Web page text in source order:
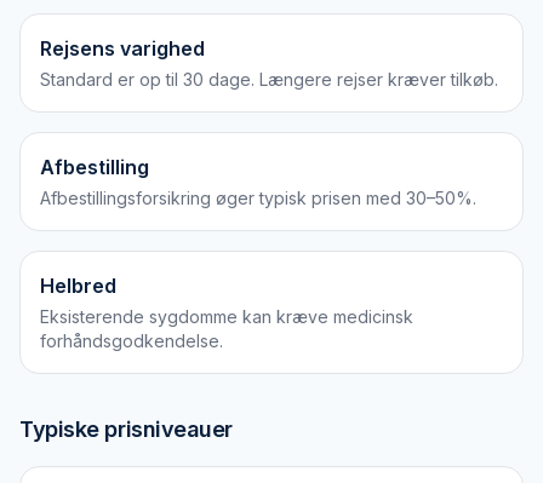
Rejsens varighed
Standard er op til 30 dage. Længere rejser kræver tilkøb.
Afbestilling
Afbestillingsforsikring øger typisk prisen med 30–50%.
Helbred
Eksisterende sygdomme kan kræve medicinsk
forhåndsgodkendelse.
Typiske prisniveauer